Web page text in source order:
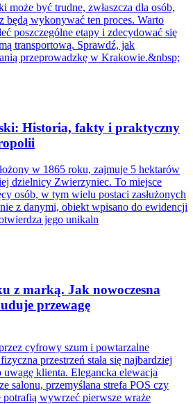
może być trudne, zwłaszcza dla osób,
będą wykonywać ten proces. Warto
poszczególne etapy i zdecydować się
transportową. Sprawdź, jak
przeprowadzkę w Krakowie.&nbsp;
Historia, fakty i praktyczny
w 1865 roku, zajmuje 5 hektarów
dzielnicy Zwierzyniec. To miejsce
osób, w tym wielu postaci zasłużonych
z danymi, obiekt wpisano do ewidencji
jego unikaln
z marką. Jak nowoczesna
przewagę
cyfrowy szum i powtarzalne
przestrzeń stała się najbardziej
klienta. Elegancka elewacja
salonu, przemyślana strefa POS czy
wywrzeć pierwsze wraże